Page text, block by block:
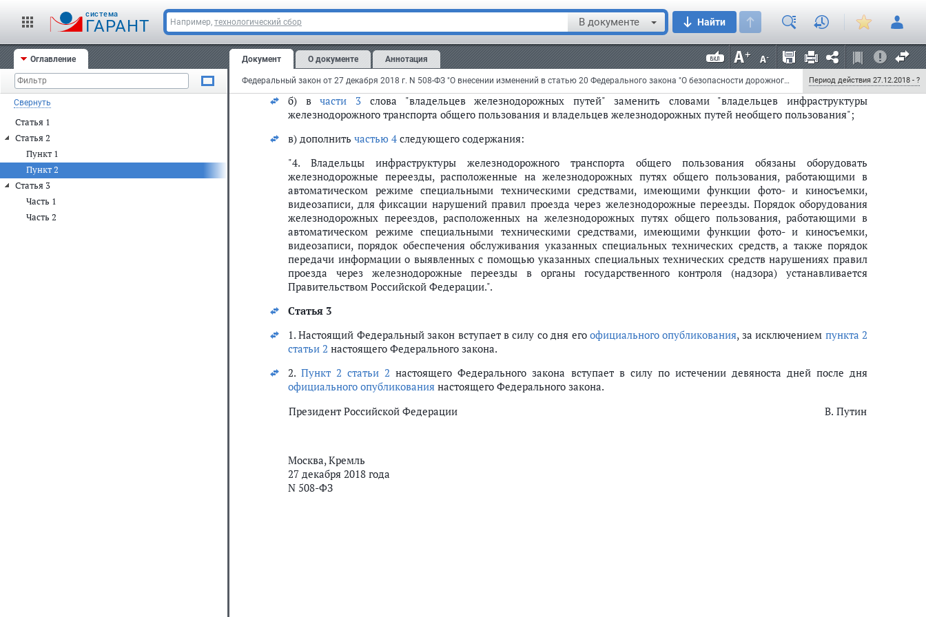
cистема
ГАРАНТ Например, технологический сбор В документе Найти
Оглавление
Свернуть
Статья 1
Статья 2
Пункт 1
Пункт 2
Статья 3
Часть 1
Часть 2
Документ О документе Аннотация
Федеральный закон от 27 декабря 2018 г. N 508-ФЗ "О внесении изменений в статью 20 Федерального закона "О безопасности дорожного движения" и Федеральный закон "Об автомобильных дорогах и о дорожной деятельности в Российской Федерации и о внесении изменений в отдельные законодательные акты Российской Федерации" Период действия 27.12.2018 - ?
путей необщего пользования обязаны оборудовать железнодорожные переезды устройствами, предназначенными
для обеспечения безопасности движения железнодорожного транспорта, а также транспортных средств и других
участников дорожного движения, содержать участки автомобильных дорог, расположенные в границах
железнодорожных переездов (до шлагбаума или при отсутствии шлагбаума на расстоянии десяти метров от
ближайшего рельса по пути следования транспортного средства), в соответствии с требованиями, установленными
законодательством Российской Федерации о железнодорожном транспорте.";
б) вчасти 3 слова "владельцев железнодорожных путей" заменить словами "владельцев инфраструктуры
железнодорожного транспорта общего пользования и владельцев железнодорожных путей необщего пользования";
в) дополнить частью 4 следующего содержания:
"4. Владельцы инфраструктуры железнодорожного транспорта общего пользования обязаны оборудовать
железнодорожные переезды, расположенные на железнодорожных путях общего пользования, работающими в
автоматическом режиме специальными техническими средствами, имеющими функции фото- и киносъемки,
видеозаписи, для фиксации нарушений правил проезда через железнодорожные переезды. Порядок оборудования
железнодорожных переездов, расположенных на железнодорожных путях общего пользования, работающими в
автоматическом режиме специальными техническими средствами, имеющими функции фото- и киносъемки,
видеозаписи, порядок обеспечения обслуживания указанных специальных технических средств, а также порядок
передачи информации о выявленных с помощью указанных специальных технических средств нарушениях правил
проезда через железнодорожные переезды в органы государственного контроля (надзора) устанавливается
Правительством Российской Федерации.".
Статья 3
1. Настоящий Федеральный закон вступает в силу со дня его официального опубликования, за исключением пункта 2
статьи 2 настоящего Федерального закона.
2.Пункт 2 статьи 2 настоящего Федерального закона вступает в силу по истечении девяноста дней после дня
официального опубликования настоящего Федерального закона.
Президент Российской Федерации
В. Путин
Москва, Кремль
27 декабря 2018 года
N 508-ФЗ